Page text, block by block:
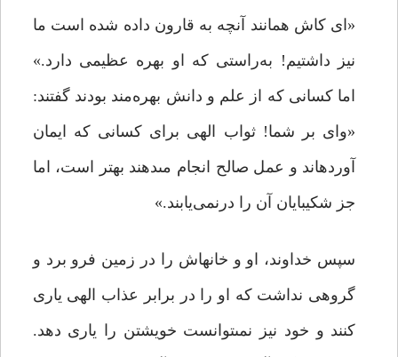
«اى کاش همانند آنچه به قارون داده شده است ما
نیز داشتیم! به‌راستى که او بهره عظیمى دارد.»
اما کسانى که از علم و دانش بهره‌مند بودند گفتند:
«واى بر شما! ثواب الهى براى کسانى که ایمان
آورده‏اند و عمل صالح انجام مى‏دهند بهتر است، اما
جز شکیبایان آن را درنمی‌یابند.»
سپس خداوند، او و خانه‏اش را در زمین فرو برد و
گروهى نداشت که او را در برابر عذاب الهى یارى
کنند و خود نیز نمى‏توانست خویشتن را یارى دهد.